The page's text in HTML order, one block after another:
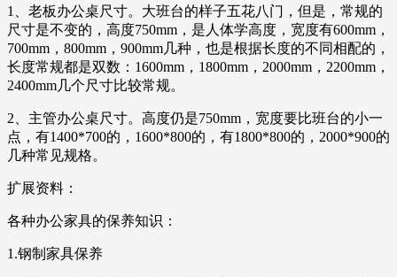
1、老板办公桌尺寸。大班台的样子五花八门，但是，常规的
尺寸是不变的，高度750mm，是人体学高度，宽度有600mm，
700mm，800mm，900mm几种，也是根据长度的不同相配的，
长度常规都是双数：1600mm，1800mm，2000mm，2200mm，
2400mm几个尺寸比较常规。
2、主管办公桌尺寸。高度仍是750mm，宽度要比班台的小一
点，有1400*700的，1600*800的，有1800*800的，2000*900的
几种常见规格。
扩展资料：
各种办公家具的保养知识：
1.钢制家具保养